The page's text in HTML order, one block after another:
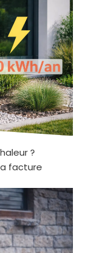
?
facture